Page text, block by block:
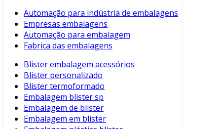
Automação para indústria de embalagens
Empresas embalagens
Automação para embalagem
Fabrica das embalagens
Blister embalagem acessórios
Blister personalizado
Blister termoformado
Embalagem blister sp
Embalagem de blister
Embalagem em blister